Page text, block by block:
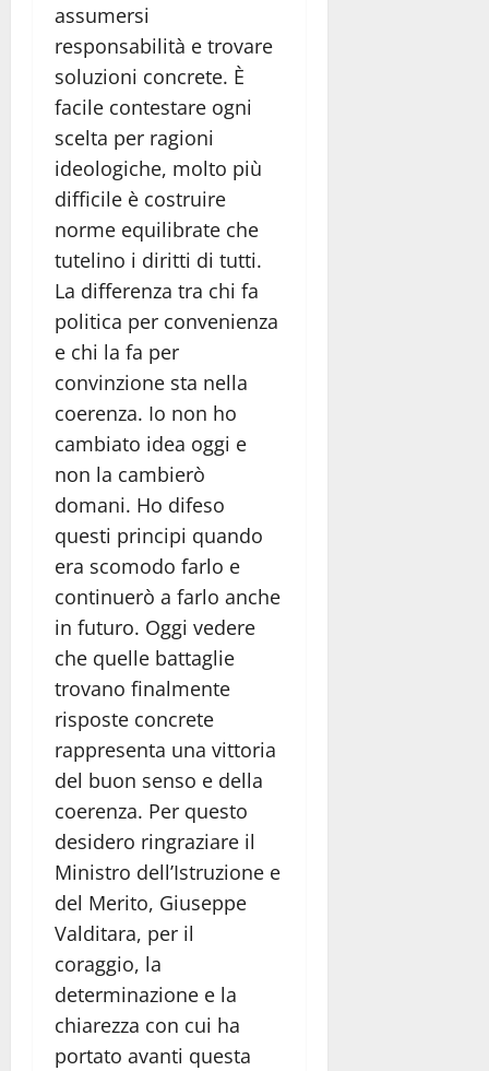
assumersi
responsabilità e trovare
soluzioni concrete. È
facile contestare ogni
scelta per ragioni
ideologiche, molto più
difficile è costruire
norme equilibrate che
tutelino i diritti di tutti.
La differenza tra chi fa
politica per convenienza
e chi la fa per
convinzione sta nella
coerenza. Io non ho
cambiato idea oggi e
non la cambierò
domani. Ho difeso
questi principi quando
era scomodo farlo e
continuerò a farlo anche
in futuro. Oggi vedere
che quelle battaglie
trovano finalmente
risposte concrete
rappresenta una vittoria
del buon senso e della
coerenza. Per questo
desidero ringraziare il
Ministro dell’Istruzione e
del Merito, Giuseppe
Valditara, per il
coraggio, la
determinazione e la
chiarezza con cui ha
portato avanti questa